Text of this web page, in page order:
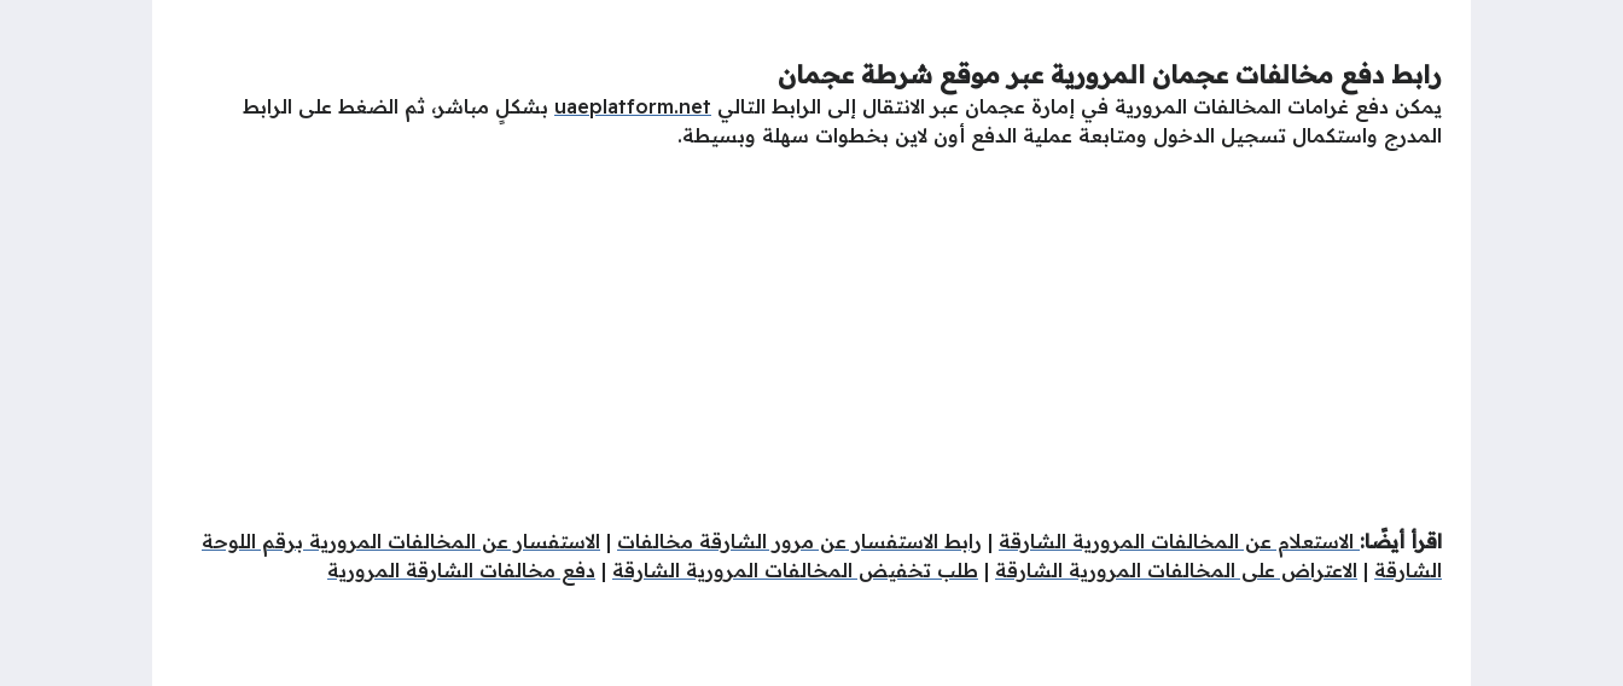
رابط دفع مخالفات عجمان المرورية عبر موقع شرطة عجمان
يمكن دفع غرامات المخالفات المرورية في إمارة عجمان عبر الانتقال إلى الرابط التالي uaeplatform.net بشكلٍ مباشر، ثم الضغط على الرابط
المدرج واستكمال تسجيل الدخول ومتابعة عملية الدفع أون لاين بخطوات سهلة وبسيطة.
اقرأ أيضًا: الاستعلام عن المخالفات المرورية الشارقة | رابط الاستفسار عن مرور الشارقة مخالفات | الاستفسار عن المخالفات المرورية برقم اللوحة
الشارقة | الاعتراض على المخالفات المرورية الشارقة | طلب تخفيض المخالفات المرورية الشارقة | دفع مخالفات الشارقة المرورية